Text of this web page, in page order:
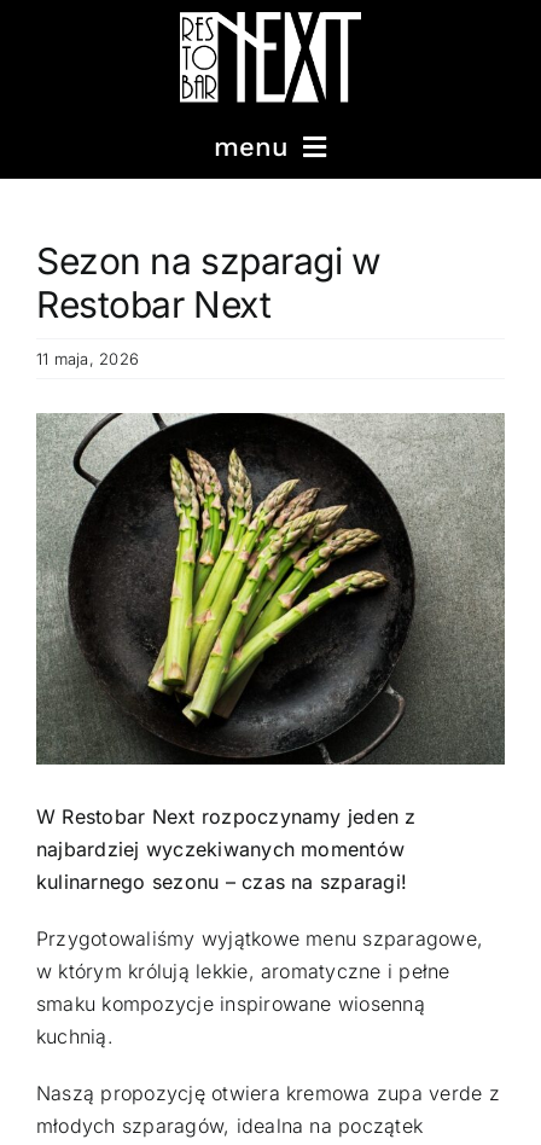
menu
KOKTAJLE
WYDARZENIA
PODRÓŻE
GALERIA
KONTAKT
Sezon na szparagi w
Restobar Next
11 maja, 2026
Pokaż
większy
obrazek
W Restobar Next rozpoczynamy jeden z
najbardziej wyczekiwanych momentów
kulinarnego sezonu – czas na szparagi!
Przygotowaliśmy wyjątkowe menu szparagowe,
w którym królują lekkie, aromatyczne i pełne
smaku kompozycje inspirowane wiosenną
kuchnią.
Naszą propozycję otwiera kremowa zupa verde z
młodych szparagów, idealna na początek